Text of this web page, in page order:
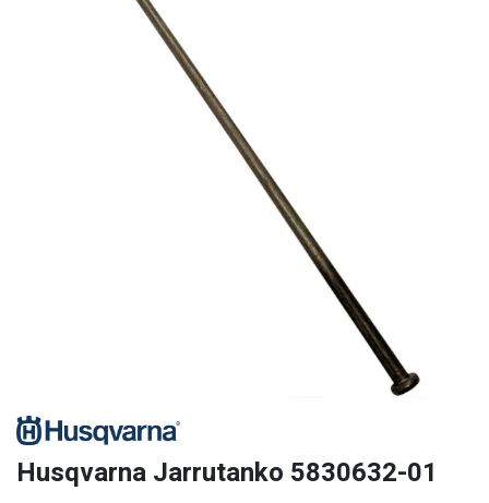
Husqvarna Jarrutanko 5830632-01